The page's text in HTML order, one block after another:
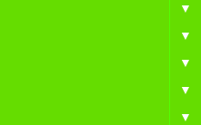
▼
▼
▼
▼
▼